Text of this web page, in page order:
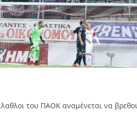
του ΠΑΟΚ αναμένεται να